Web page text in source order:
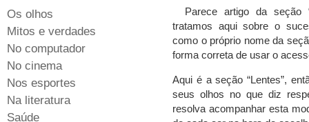
Parece artigo da
tratamos aqui sobre o
como o próprio nome da
forma correta de usar o
Aqui é a seção “Lentes”,
seus olhos no que diz
resolva acompanhar esta
Os olhos
Mitos e verdades
No computador
No cinema
Nos esportes
Na literatura
Saúde